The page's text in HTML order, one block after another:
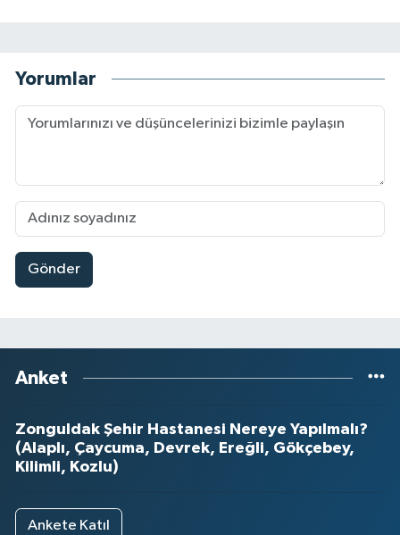
Yorumlar
Gönder
Anket
Zonguldak Şehir Hastanesi Nereye Yapılmalı?
(Alaplı, Çaycuma, Devrek, Ereğli, Gökçebey,
Kilimli, Kozlu)
Ankete Katıl